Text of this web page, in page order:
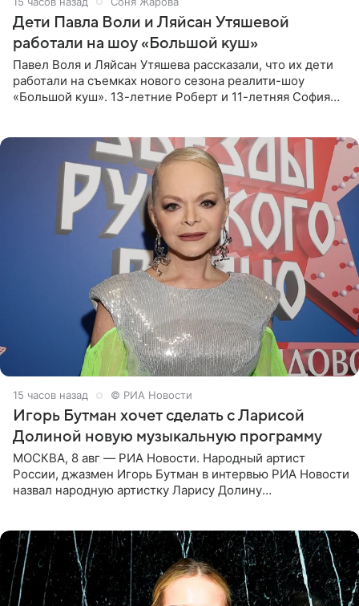
Дети Павла Воли и Ляйсан Утяшевой
работали на шоу «Большой куш»
Павел Воля и Ляйсан Утяшева рассказали, что их дети
работали на съемках нового сезона реалити-шоу
«Большой куш». 13-летние Роберт и 11-летняя София
15 часов назад © РИА Новости
Игорь Бутман хочет сделать с Ларисой
Долиной новую музыкальную программу
МОСКВА, 8 авг — РИА Новости. Народный артист
России, джазмен Игорь Бутман в интервью РИА Новости
назвал народную артистку Ларису Долину